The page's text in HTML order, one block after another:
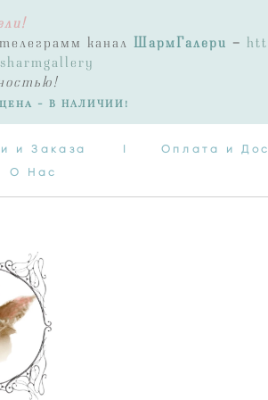
канал ШармГалери -
цена - В НАЛИЧИИ!
и Заказа I
Оплата и
О Нас
и Заказа
О Нас